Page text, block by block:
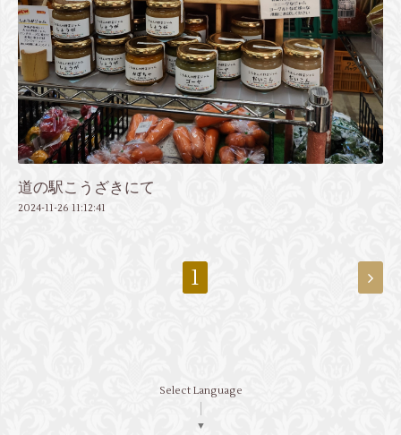
道の駅こうざきにて
2024-11-26 11:12:41
1
Select Language
▼